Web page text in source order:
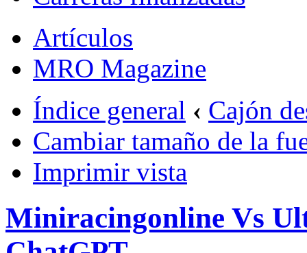
Artículos
MRO Magazine
Índice general ‹ Cajón
Cambiar tamaño de la
Imprimir vista
Miniracingonline Vs